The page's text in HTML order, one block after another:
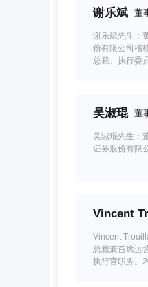
谢乐斌 董
谢乐斌先生：
份有限公司稽
总裁、执行委
吴淑琨 董
吴淑琨先生：
证券股份有限
Vincent
Vincent
总裁兼首席运
执行官职务。